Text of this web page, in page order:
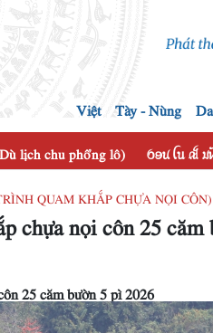
Việt Tày - Nùng
lịch chu phổng lô) ꪉꪮꪙ ꪶꪕ ꫛ
QUAM KHẮP CHỰA NỌI CÔN)
chựa nọi côn 25
25 căm bườn 5 pì 2026